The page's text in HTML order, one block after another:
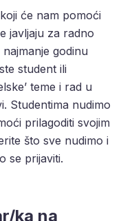
koji će nam pomoći
javljaju za radno
godinu
student ili
teme i rad u
Studentima nudimo
prilagoditi svojim
što sve nudimo i
se prijaviti.
ka na